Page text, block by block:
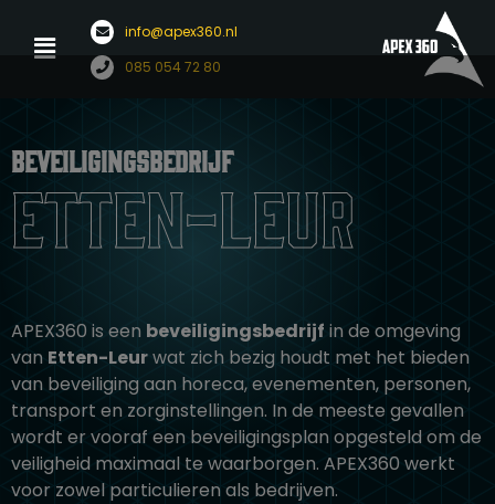
inhoud
info@apex360.nl
085 054 72 80
Menu
Beveiligingsbedrijf
Etten-Leur
APEX360 is een beveiligingsbedrijf in de omgeving
van Etten-Leurwat zich bezig houdt met het bieden
van beveiliging aan horeca,evenementen, personen,
transport en zorginstellingen. In de meeste gevallen
wordt er vooraf een beveiligingsplan opgesteld om de
veiligheid maximaal te waarborgen. APEX360 werkt
voor zowel particulieren als bedrijven.